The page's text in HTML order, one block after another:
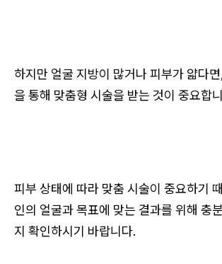
하지만 얼굴 지방이 많거나 피부가 얇다
을 통해 맞춤형 시술을 받는 것이 중요합
피부 상태에 따라 맞춤 시술이 중요하기
인의 얼굴과 목표에 맞는 결과를 위해 충
지 확인하시기 바랍니다.